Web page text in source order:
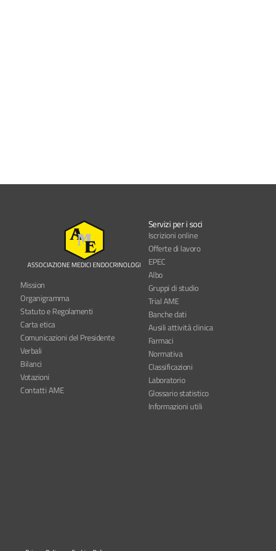
ASSOCIAZIONE MEDICI ENDOCRINOLOGI
Mission
Organigramma
Statuto e Regolamenti
Carta etica
Comunicazioni del Presidente
Verbali
Bilanci
Votazioni
Contatti AME
Servizi per i soci
Iscrizioni online
Offerte di lavoro
EPEC
Albo
Gruppi di studio
Trial AME
Banche dati
Ausili attività clinica
Farmaci
Normativa
Classificazioni
Laboratorio
Glossario statistico
Informazioni utili